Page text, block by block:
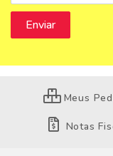
Meus
Notas